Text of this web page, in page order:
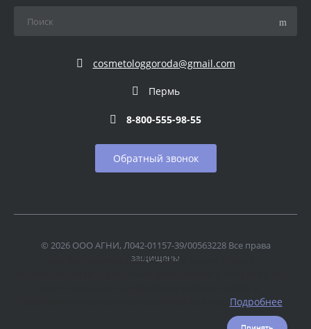
cosmetologgoroda@gmail.com
Пермь
8-800-555-98-55
Обратный звонок
© 2026 ООО АГНИ, Л042-01157-39/00563228 Все права
защищены
Мы используем Cookie, в том числе сервис
Подробнее